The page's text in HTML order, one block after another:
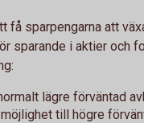
få sparpengarna att
sparande i aktier och
lägre förväntad
till högre